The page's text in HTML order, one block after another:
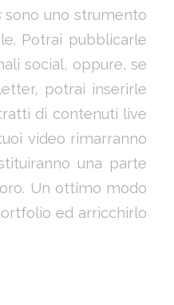
sono uno strumento
Potrai pubblicarle
social, oppure, se
potrai inserirle
di contenuti live
video rimarranno
una parte
Un ottimo modo
ed arricchirlo